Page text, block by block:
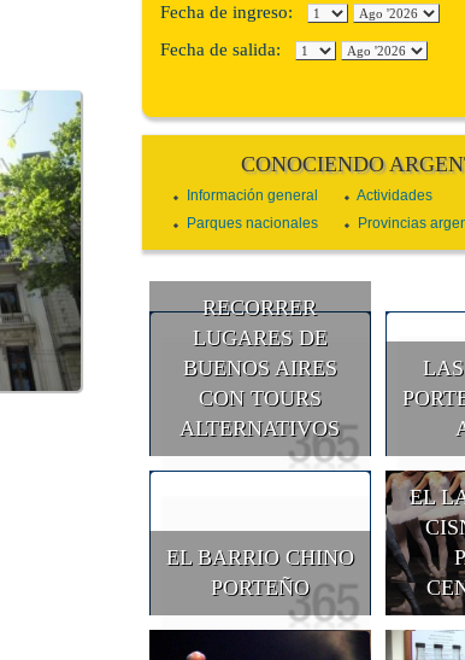
Fecha de ingreso:
Fecha de salida:
CONOCIENDO
Información general
Actividades
Parques nacionales
Provincias
RECORRER
LUGARES DE
BUENOS AIRES
CON TOURS
ALTERNATIVOS
EL BARRIO CHINO
PORTEÑO
EL